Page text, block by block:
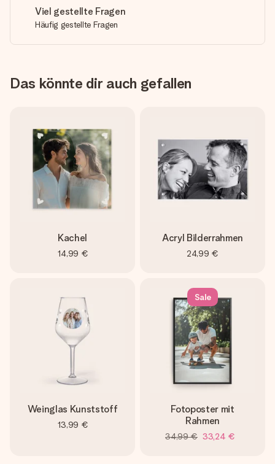
Viel gestellte Fragen
Häufig gestellte Fragen
Das könnte dir auch gefallen
Kachel
14,99 €
Acryl Bilderrahmen
24,99 €
Weinglas Kunststoff
13,99 €
Sale
Fotoposter mit
Rahmen
34,99 € 33,24 €